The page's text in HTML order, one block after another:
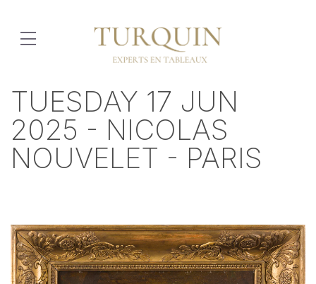
TUESDAY 17 JUN
2025 - NICOLAS
NOUVELET - PARIS